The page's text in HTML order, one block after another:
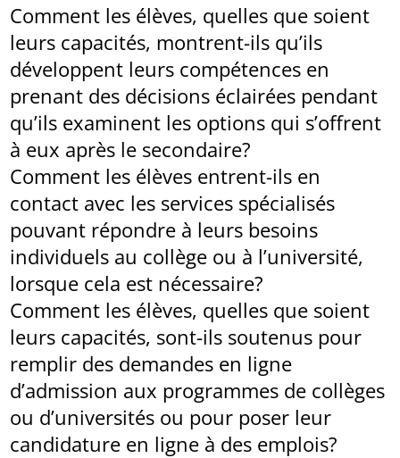
Comment les élèves, quelles que soient
leurs capacités, montrent-ils qu’ils
développent leurs compétences en
prenant des décisions éclairées pendant
qu’ils examinent les options qui s’offrent
à eux après le secondaire?
Comment les élèves entrent-ils en
contact avec les services spécialisés
pouvant répondre à leurs besoins
individuels au collège ou à l’université,
lorsque cela est nécessaire?
Comment les élèves, quelles que soient
leurs capacités, sont-ils soutenus pour
remplir des demandes en ligne
d’admission aux programmes de collèges
ou d’universités ou pour poser leur
candidature en ligne à des emplois?